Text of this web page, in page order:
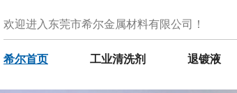
欢迎进入东莞市希尔金属材料有限公司！
希尔首页 工业清洗剂 退镀液